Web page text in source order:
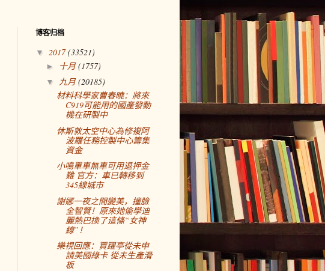
博客归档
▼ 2017(33521)
► 十月(1757)
▼ 九月(20185)
材料科學家曹春曉：將來
C919可能用的國產發動
機在研製中
休斯敦太空中心為修複阿
波羅任務控製中心籌集
資金
小鳴單車無車可用退押金
難 官方：車已轉移到
345線城市
謝娜一夜之間變美，撞臉
全智賢！原來她偷學迪
麗熱巴換了這條“女神
線”！
樂視回應：賈躍亭從未申
請美國綠卡 從未生產滑
板